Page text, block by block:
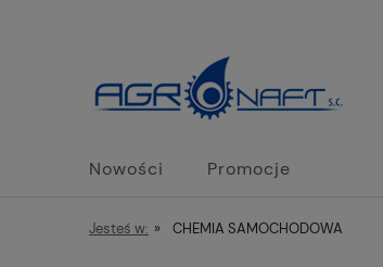
Nowości Promocje
Jesteś w: » CHEMIA SAMOCHODOWA